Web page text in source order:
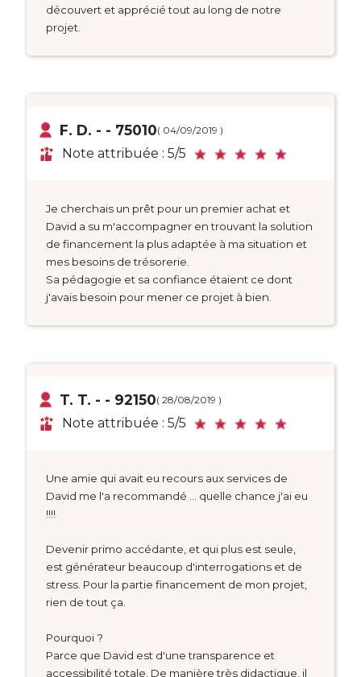
découvert et apprécié tout au long de notre
projet.
F. D. - - 75010( 04/09/2019 )
Note attribuée : 5/5
Je cherchais un prêt pour un premier achat et
David a su m'accompagner en trouvant la solution
de financement la plus adaptée à ma situation et
mes besoins de trésorerie.
Sa pédagogie et sa confiance étaient ce dont
j'avais besoin pour mener ce projet à bien.
T. T. - - 92150( 28/08/2019 )
Note attribuée : 5/5
Une amie qui avait eu recours aux services de
David me l'a recommandé ... quelle chance j'ai eu
!!!!
Devenir primo accédante, et qui plus est seule,
est générateur beaucoup d'interrogations et de
stress. Pour la partie financement de mon projet,
rien de tout ça.
Pourquoi ?
Parce que David est d'une transparence et
accessibilité totale. De manière très didactique, il